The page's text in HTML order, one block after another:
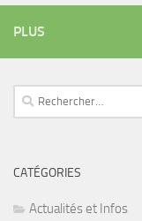
PLUS
Rechercher :
CATÉGORIES
Actualités et Infos